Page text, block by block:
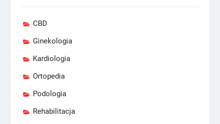
CBD
Ginekologia
Kardiologia
Ortopedia
Podologia
Rehabilitacja